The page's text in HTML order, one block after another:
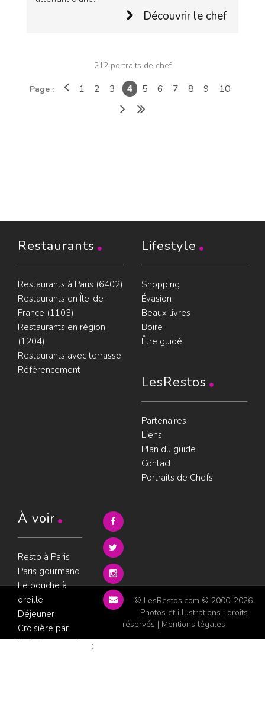
Découvrir le chef
212 portraits de chef
Page : 1 2 3 4 5 6 7 8 9 10
Restaurants
Restaurants à Paris (6402)
Restaurants en Île-de-
France (1103)
Restaurants en région
(1204)
Restaurants avec terrasse
Référencement
Lifestyle
Shopping
Évasion
Beaux livres
Boire
Être guidé
LesRestos
Partenaires
Liens
Plan du guide
Contact
Portraits de Chefs
À voir
Resto à Paris
Paris gourmand
Le bouche à
oreille
Déjeuner
Croisière par
ParisGourmand
© LesRestos.com © 2000-2026.
Photos et illustrations : droits
réservés | Mentions légales
;